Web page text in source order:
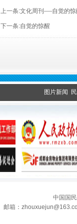
上一条:文化周刊----自觉的惊
下一条:自觉的惊醒
图片新闻
中国国
邮箱：